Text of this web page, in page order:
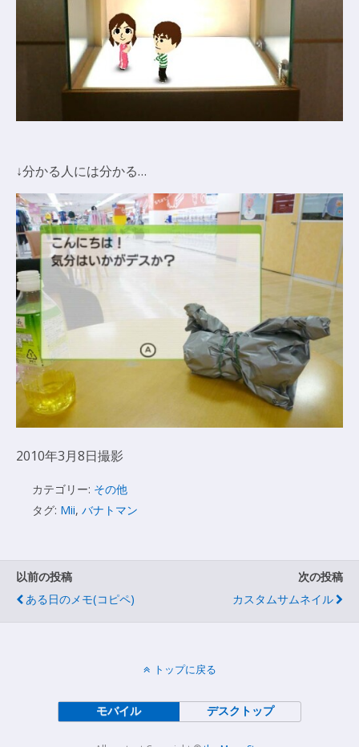
↓分かる人には分かる…
2010年3月8日撮影
カテゴリー: その他
タグ: Mii, バナトマン
以前の投稿
ある日のメモ(コピペ)
次の投稿
カスタムサムネイル
トップに戻る
モバイル デスクトップ